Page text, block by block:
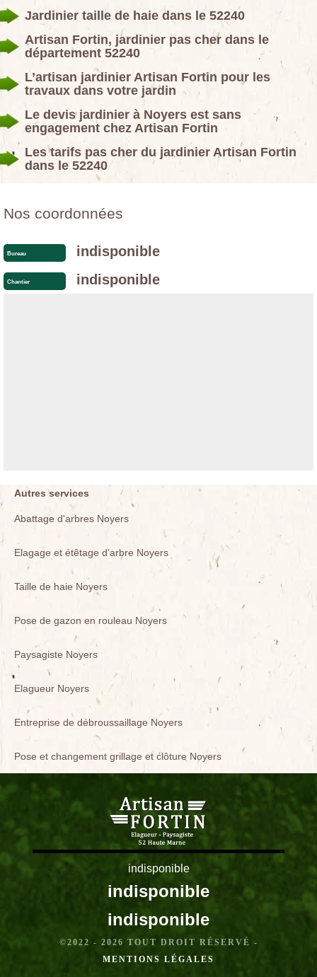
Jardinier taille de haie dans le 52240
Artisan Fortin, jardinier pas cher dans le
département 52240
L’artisan jardinier Artisan Fortin pour les
travaux dans votre jardin
Le devis jardinier à Noyers est sans
engagement chez Artisan Fortin
Les tarifs pas cher du jardinier Artisan Fortin
dans le 52240
Nos coordonnées
Bureau indisponible
Chantier indisponible
Autres services
Abattage d'arbres Noyers
Elagage et étêtage d'arbre Noyers
Taille de haie Noyers
Pose de gazon en rouleau Noyers
Paysagiste Noyers
Elagueur Noyers
Entreprise de débroussaillage Noyers
Pose et changement grillage et clôture Noyers
indisponible
indisponible
indisponible
©2022 - 2026 TOUT DROIT RÉSERVÉ -
MENTIONS LÉGALES